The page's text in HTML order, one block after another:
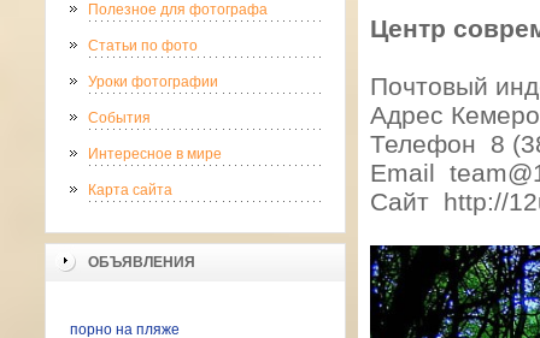
Полезное для фотографа
Статьи по фото
Уроки фотографии
События
Интересное в мире
Карта сайта
ОБЪЯВЛЕНИЯ
порно на пляже
Центр
Почтовый
Адрес
Телефон 8
Email
Сайт http://